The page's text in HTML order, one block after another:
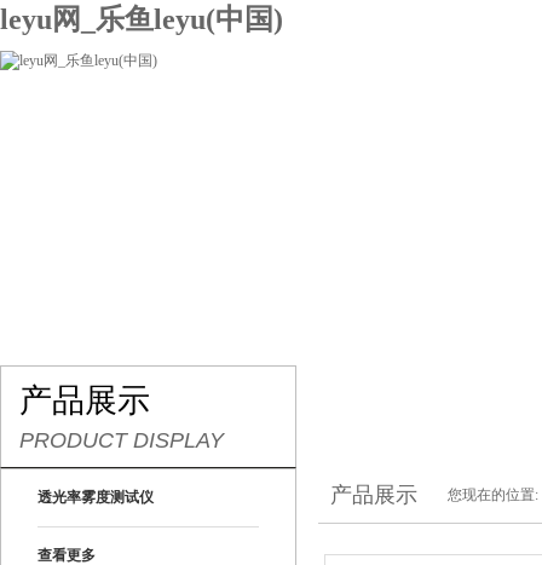
leyu网_乐鱼leyu(中国)
产品展示
PRODUCT DISPLAY
透光率雾度测试仪
查看更多
产品展示 您现在的位置: